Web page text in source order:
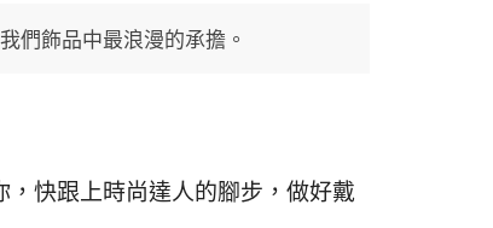
們飾品中最浪漫的承擔。
快跟上時尚達人的腳步，做好戴